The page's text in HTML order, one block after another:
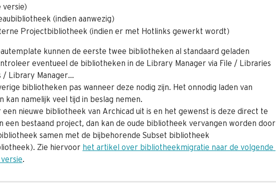
versie)
(indien aanwezig)
Projectbibliotheek (indien er met Hotlinks gewerkt wordt)
kunnen de eerste twee bibliotheken al standaard geladen
eventueel de bibliotheken in de Library Manager via File / Libraries
/ Library Manager…
bibliotheken pas wanneer deze nodig zijn. Het onnodig laden van
kan namelijk veel tijd in beslag nemen.
een nieuwe bibliotheek van Archicad uit is en het gewenst is deze direct te
een bestaand project, dan kan de oude bibliotheek vervangen worden door
samen met de bijbehorende Subset bibliotheek
Zie hiervoor het artikel over bibliotheekmigratie naar de volgende
.